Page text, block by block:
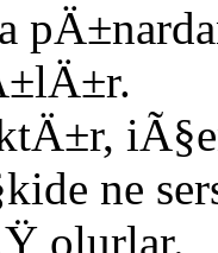
ne
olurlar.